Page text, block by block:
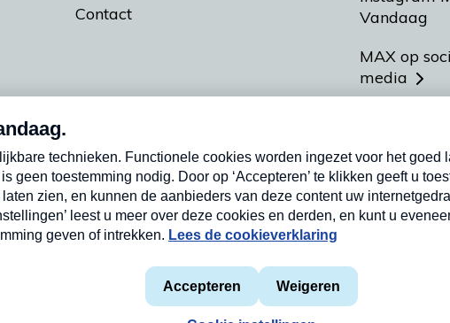
Contact
Vandaag
MAX op
media
Meldpunt
Heel
Privacyverklaring
Cookieverklaring